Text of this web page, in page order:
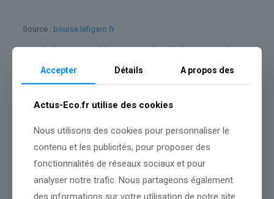
Source : bourse.lefigaro.fr
Conclusion :Notre rédaction suivra les développements à venir
Partager le contenu
Dans le même thème
Accepter Détails A propos des
Actus-Eco.fr utilise des cookies
Nous utilisons des cookies pour personnaliser le
contenu et les publicités, pour proposer des
fonctionnalités de réseaux sociaux et pour
analyser notre trafic. Nous partageons également
des informations sur votre utilisation de notre site